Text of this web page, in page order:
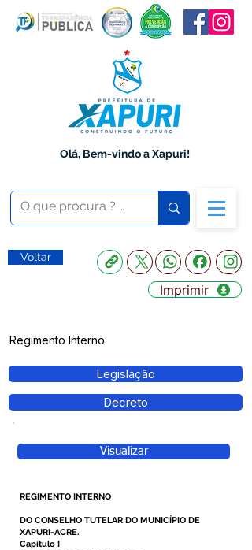
Olá, Bem-vindo a Xapuri!
Voltar
Imprimir
Regimento Interno
Legislação
Decreto
Visualizar
REGIMENTO INTERNO
DO CONSELHO TUTELAR DO MUNICÍPIO DE
XAPURI-ACRE.
Capitulo I